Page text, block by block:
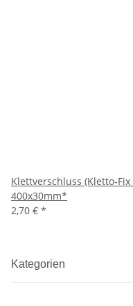
Klettverschluss (Kletto-
400x30mm*
2,70 € *
Kategorien